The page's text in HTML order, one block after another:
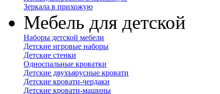
Зеркала в прихожую
Мебель для детской
Наборы детской мебели
Детские игровые наборы
Детские стенки
Односпальные кроватки
Детские двухъярусные кровати
Детские кровати-чердаки
Детские кровати-машины